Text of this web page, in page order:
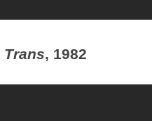
Trans, 1982